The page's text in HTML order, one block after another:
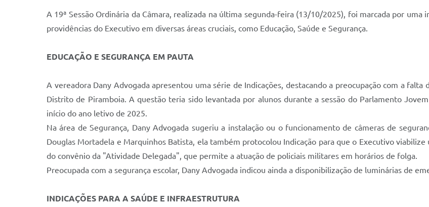
A 19ª Sessão Ordinária da Câmara, realizada na última segunda-feira (13/10/2025), foi marcada por
providências do Executivo em diversas áreas cruciais, como Educação, Saúde e Segurança.
EDUCAÇÃO E SEGURANÇA EM PAUTA
A vereadora Dany Advogada apresentou uma série de Indicações, destacando a preocupação com a
Distrito de Piramboia. A questão teria sido levantada por alunos durante a sessão do Parlamento
início do ano letivo de 2025.
Na área de Segurança, Dany Advogada sugeriu a instalação ou o funcionamento de câmeras de
Douglas Mortadela e Marquinhos Batista, ela também protocolou Indicação para que o Executivo
do convênio da "Atividade Delegada", que permite a atuação de policiais militares em horários de folga.
Preocupada com a segurança escolar, Dany Advogada indicou ainda a disponibilização de luminárias de
INDICAÇÕES PARA A SAÚDE E INFRAESTRUTURA